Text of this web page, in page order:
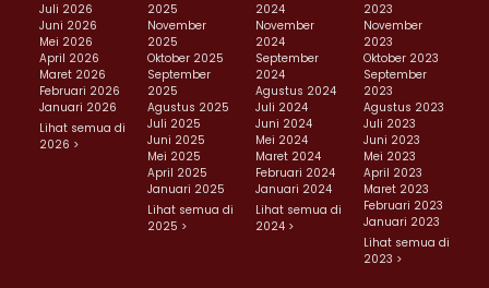
Juli 2026
Juni 2026
Mei 2026
April 2026
Maret 2026
Februari 2026
Januari 2026
Lihat semua di
2026 >
2025
November
2025
Oktober 2025
September
2025
Agustus 2025
Juli 2025
Juni 2025
Mei 2025
April 2025
Januari 2025
Lihat semua di
2025 >
2024
November
2024
September
2024
Agustus 2024
Juli 2024
Juni 2024
Mei 2024
Maret 2024
Februari 2024
Januari 2024
Lihat semua di
2024 >
2023
November
2023
Oktober 2023
September
2023
Agustus 2023
Juli 2023
Juni 2023
Mei 2023
April 2023
Maret 2023
Februari 2023
Januari 2023
Lihat semua di
2023 >